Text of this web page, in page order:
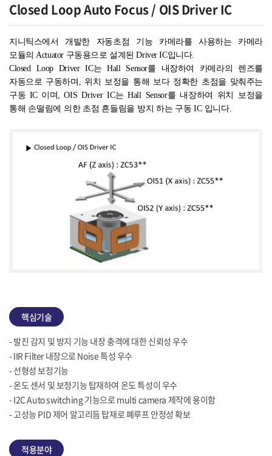
Closed Loop Auto Focus / OIS Driver IC
지니틱스에서개발한 자동초점
기능 카메라를 사용하는 카메라
모듈의Actuator 구동용으로 설계된 DriverIC입니다.
Closed Loop Driver IC는Hall Sensor를 내장하여 카메라의 렌즈를
자동으로 구동하며 , 위치 보정을 통해 보다 정확한 초점을 맞춰주는
구동 IC 이며 ,OIS Driver IC는Hall Sensor를 내장하여 위치 보정을
통해 손떨림에 의한 초점 흔들림을 방지 하는 구동IC 입니다.
핵심기술
- 발진 감지 및 방지 기능 내장 충격에 대한 신뢰성 우수
- IIR Filter 내장으로 Noise 특성 우수
- 선형성 보정기능
- 온도 센서 및 보정기능 탑재하여 온도 특성이 우수
- I2C Auto switching 기능으로 multi camera 제작에 용이함
- 고성능 PID 제어 알고리듬 탑재로 폐루프 안정성 확보
적용분야